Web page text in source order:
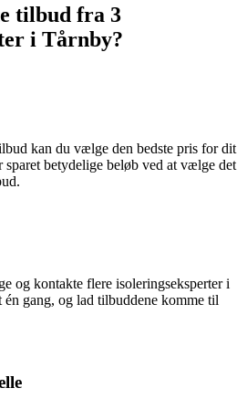
tilbud fra 3
i Tårnby?
kan du vælge den bedste pris for dit
sparet betydelige beløb ved at vælge det
og kontakte flere isoleringseksperter i
gang, og lad tilbuddene komme til